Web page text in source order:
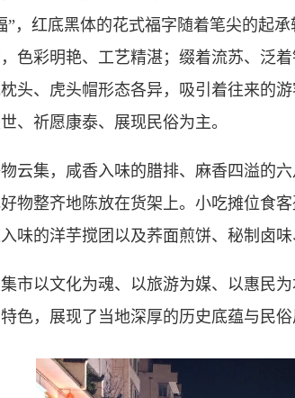
”，红底黑体的花式福字随着笔尖的起
色彩明艳、工艺精湛；缀着流苏、泛
头、虎头帽形态各异，吸引着往来的
、祈愿康泰、展现民俗为主。
集，咸香入味的腊排、麻香四溢的六
物整齐地陈放在货架上。小吃摊位食
味的洋芋搅团以及荞面煎饼、秘制卤
以文化为魂、以旅游为媒、以惠民为
色，展现了当地深厚的历史底蕴与民俗